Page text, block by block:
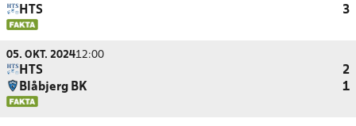
HTS
3
05. OKT. 202412:00
HTS
2
Blåbjerg BK
1